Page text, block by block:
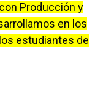
Producción y
en los
estudiantes de